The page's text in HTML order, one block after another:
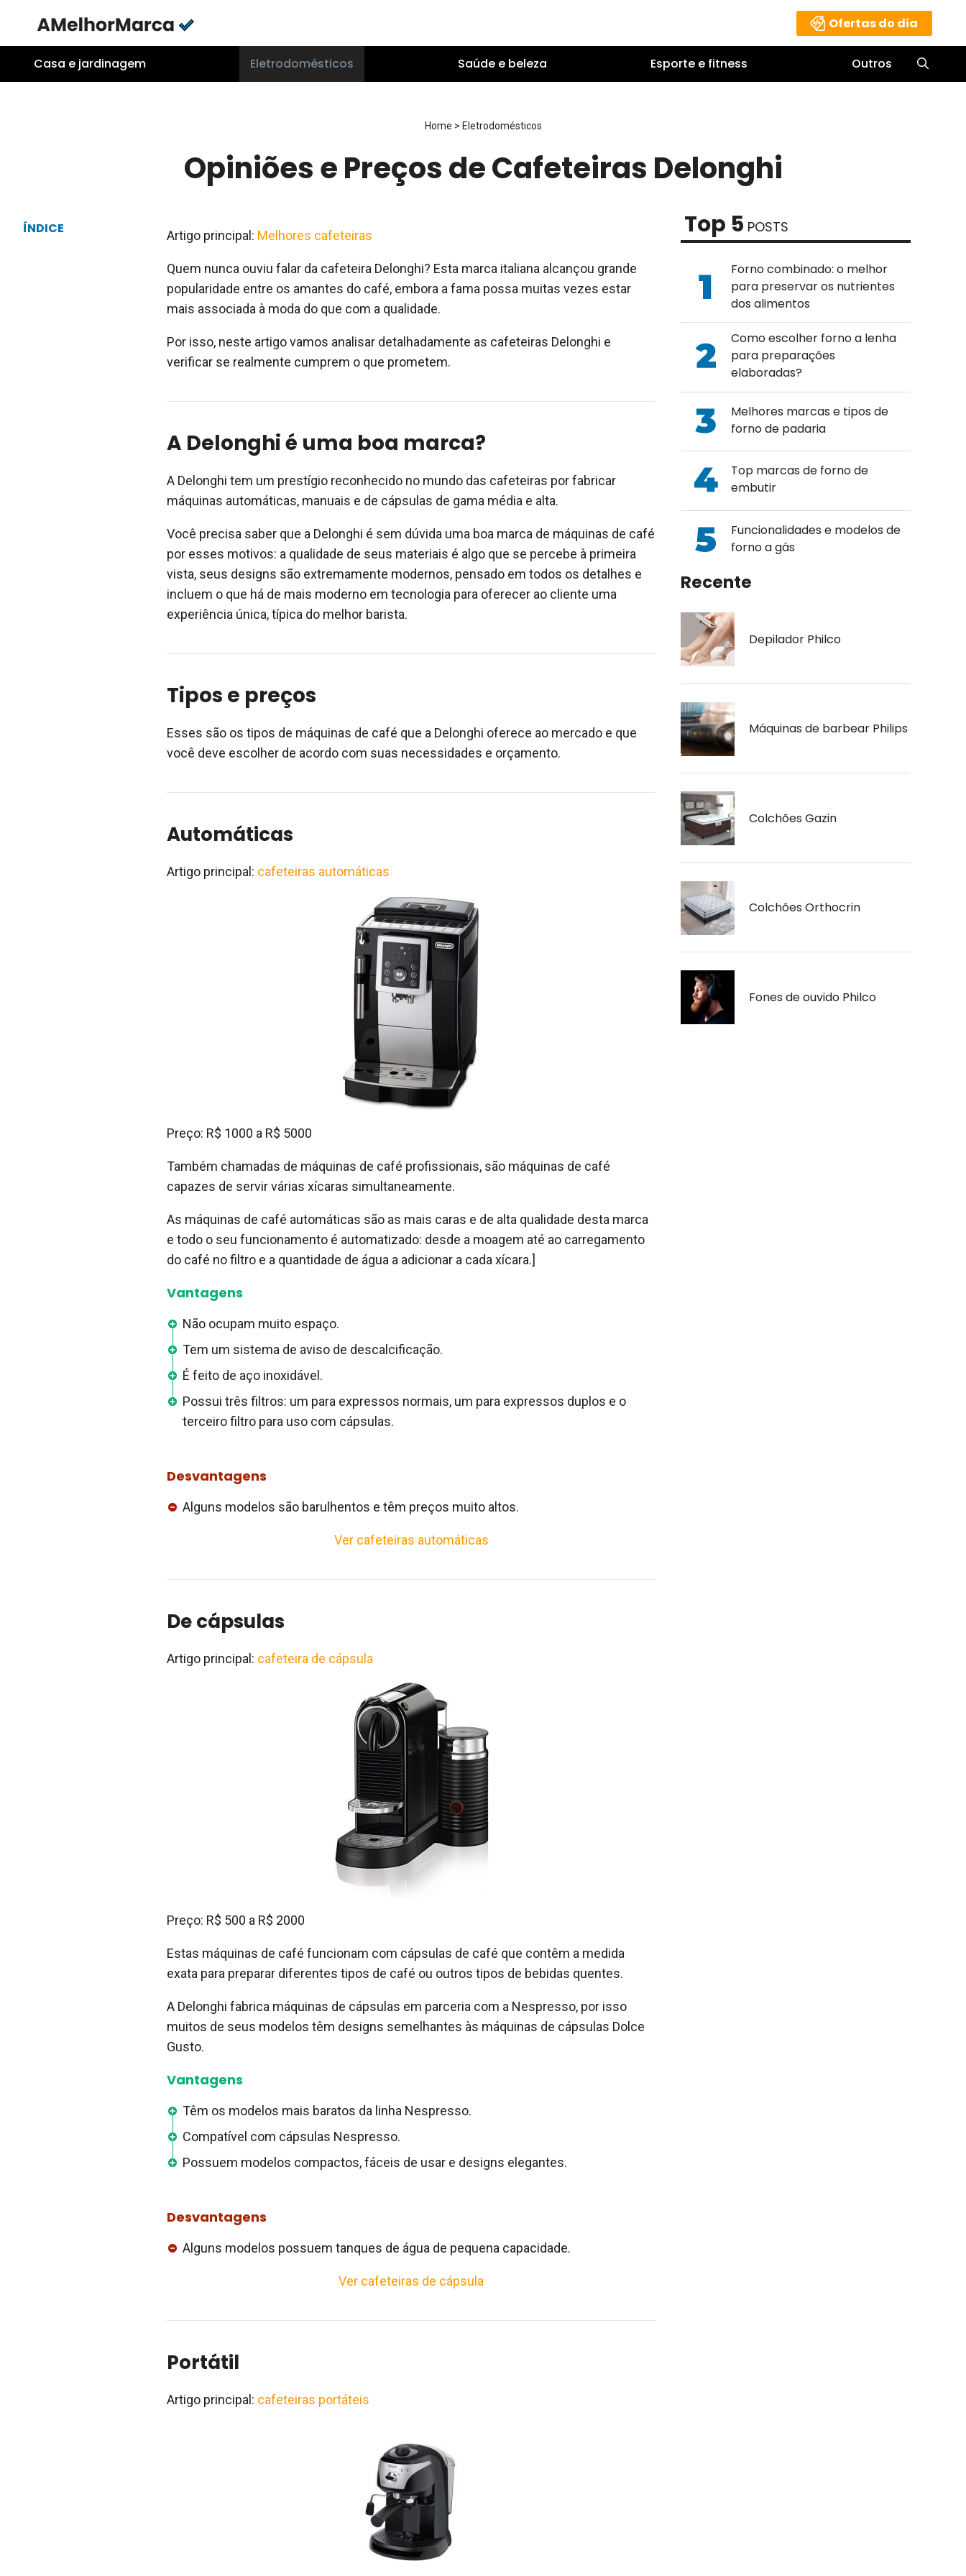
content
Ofertas do dia
Casa e jardinagem Eletrodomésticos Saúde e beleza Esporte e fitness Outros
Home > Eletrodomésticos
Opiniões e Preços de Cafeteiras Delonghi
ÍNDICE Artigo principal: Melhores cafeteiras
Quem nunca ouviu falar da cafeteira Delonghi? Esta marca italiana alcançou grande
popularidade entre os amantes do café, embora a fama possa muitas vezes estar
mais associada à moda do que com a qualidade.
Por isso, neste artigo vamos analisar detalhadamente as cafeteiras Delonghi e
verificar se realmente cumprem o que prometem.
A Delonghi é uma boa marca?
A Delonghi tem um prestígio reconhecido no mundo das cafeteiras por fabricar
máquinas automáticas, manuais e de cápsulas de gama média e alta.
Você precisa saber que a Delonghi é sem dúvida uma boa marca de máquinas de café
por esses motivos: a qualidade de seus materiais é algo que se percebe à primeira
vista, seus designs são extremamente modernos, pensado em todos os detalhes e
incluem o que há de mais moderno em tecnologia para oferecer ao cliente uma
experiência única, típica do melhor barista.
Tipos e preços
Esses são os tipos de máquinas de café que a Delonghi oferece ao mercado e que
você deve escolher de acordo com suas necessidades e orçamento.
Automáticas
Artigo principal: cafeteiras automáticas
Preço: R$ 1000 a R$ 5000
Também chamadas de máquinas de café profissionais, são máquinas de café
capazes de servir várias xícaras simultaneamente.
As máquinas de café automáticas são as mais caras e de alta qualidade desta marca
e todo o seu funcionamento é automatizado: desde a moagem até ao carregamento
do café no filtro e a quantidade de água a adicionar a cada xícara.]
Vantagens
Não ocupam muito espaço.
Tem um sistema de aviso de descalcificação.
É feito de aço inoxidável.
Possui três filtros: um para expressos normais, um para expressos duplos e o
terceiro filtro para uso com cápsulas.
Desvantagens
Alguns modelos são barulhentos e têm preços muito altos.
Ver cafeteiras automáticas
De cápsulas
Artigo principal: cafeteira de cápsula
Preço: R$ 500 a R$ 2000
Estas máquinas de café funcionam com cápsulas de café que contêm a medida
exata para preparar diferentes tipos de café ou outros tipos de bebidas quentes.
A Delonghi fabrica máquinas de cápsulas em parceria com a Nespresso, por isso
muitos de seus modelos têm designs semelhantes às máquinas de cápsulas Dolce
Gusto.
Vantagens
Têm os modelos mais baratos da linha Nespresso.
Compatível com cápsulas Nespresso.
Possuem modelos compactos, fáceis de usar e designs elegantes.
Desvantagens
Alguns modelos possuem tanques de água de pequena capacidade.
Ver cafeteiras de cápsula
Portátil
Artigo principal: cafeteiras portáteis
Top 5 POSTS
Forno combinado: o melhor
para preservar os nutrientes
dos alimentos
Como escolher forno a lenha
para preparações
elaboradas?
Melhores marcas e tipos de
forno de padaria
Top marcas de forno de
embutir
Funcionalidades e modelos de
forno a gás
Recente
Depilador Philco
Máquinas de barbear Philips
Colchões Gazin
Colchões Orthocrin
Fones de ouvido Philco